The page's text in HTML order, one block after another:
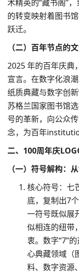
术精英的“藏书阁”
的转变映射着图书
跃迁。​
（二）百年节点的
2025 年的百年庆典
宣言。在数字化浪
纸质典藏与数字创新
苏格兰国家图书馆
号的革新，向公众
念，为百年
二、100周年庆
（一）符号解构：
核心符号：七
底，复制出7
一符号既似展
似相连的纽带
衷。数字“7”
心典藏领域（
料、数字资源